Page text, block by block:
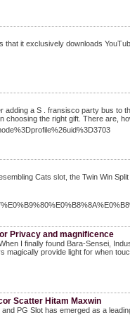
it exclusively downloads
a S . fransisco party bus to
the right gift. There are,
Cats slot, the Twin Win
Privacy and magnificence
I finally found Bara-Sensei,
provide light for when
Scatter Hitam Maxwin
PG Slot has emerged as a